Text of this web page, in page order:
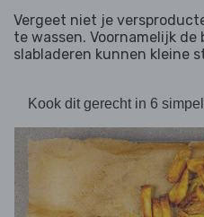
Vergeet niet je
te wassen. Voornamelijk
slabladeren kunnen kleine
Kook dit gerecht in 6